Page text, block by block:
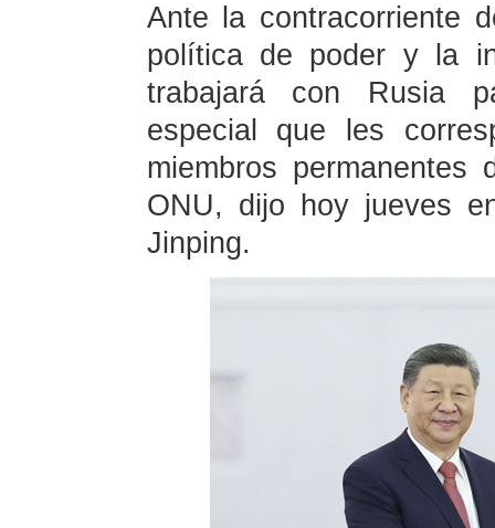
Ante la contracorriente
política de poder y la
trabajará con Rusia
especial que les
miembros
ONU, dijo hoy jueves
Jinping.